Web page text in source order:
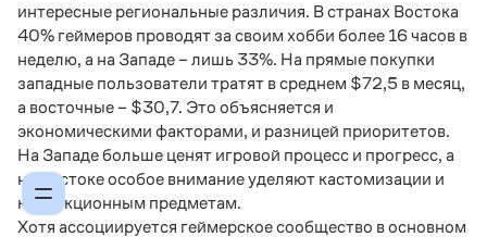
интересные региональные различия. В странах Востока
40% геймеров проводят за своим хобби более 16 часов в
неделю, а на Западе – лишь 33%. На прямые покупки
западные пользователи тратят в среднем $72,5 в месяц,
а восточные – $30,7. Это объясняется и
экономическими факторами, и разницей приоритетов.
На Западе больше ценят игровой процесс и прогресс, а
на Востоке особое внимание уделяют кастомизации и
коллекционным предметам.
Хотя ассоциируется геймерское сообщество в основном